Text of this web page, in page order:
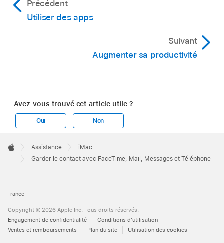
Précédent
Utiliser des apps
Suivant
Augmenter sa productivité
Avez-vous trouvé cet article utile ?
Oui Non
Footer

Apple
Assistance
iMac
Garder le contact avec FaceTime, Mail, Messages et Téléphone
France
Copyright © 2026 Apple Inc. Tous droits réservés.
Engagement de confidentialité
Conditions d’utilisation
Ventes et remboursements
Plan du site Utilisation des cookies